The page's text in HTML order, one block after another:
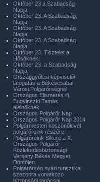
Október 23 a Szabadság
Napja!
Október 23. A Szabadság
Napja
Október 23. A Szabadság
Napja
Október 23. A Szabadság
Napja!
Október 23. Tisztelet a
Hősöknek!
Október 23. a Szabadság
Napja!
Országgyűlési képviselői
látogatás a Békéscsabai
Városi Polgárőrségnél
Országos Elismerés ifj.
Bugyinszki Tamás
alelnöknek
Országos Polgárőr Nap
Országos Polgárőr Nap 2014
Polgármesteri köszönőlevél
polgárőreink részére.
Polgárőreink Sikere a X.
Országos Polgárőr
Közlekedésbiztonsági
Verseny Békés Megyei
Döntőjén.
Polgárőrség nyári turisztikai
szezonra vonatkozó
biztonsági tanácsai.